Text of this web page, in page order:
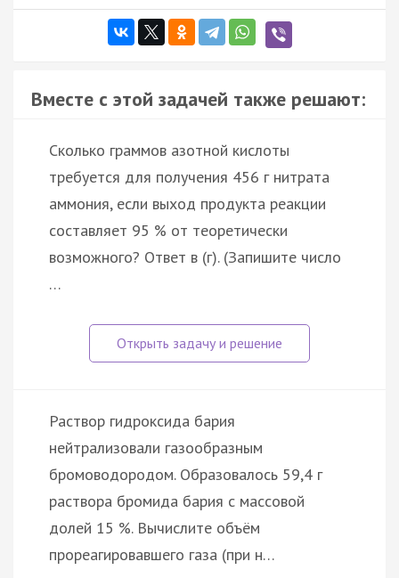
Вместе с этой задачей также решают:
Сколько граммов азотной кислоты
требуется для получения 456 г нитрата
аммония, если выход продукта реакции
составляет 95 % от теоретически
возможного? Ответ в (г). (Запишите число
…
Раствор гидроксида бария
нейтрализовали газообразным
бромоводородом. Образовалось 59,4 г
раствора бромида бария с массовой
долей 15 %. Вычислите объём
прореагировавшего газа (при н…